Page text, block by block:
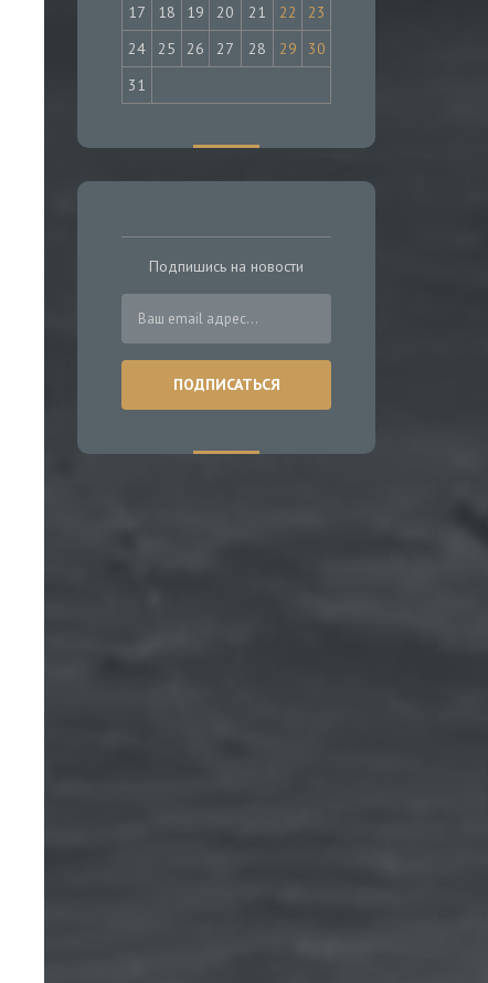
17
18 19 20 21 22
23
24
25 26 27 28 29
30
31
Подпишись на новости